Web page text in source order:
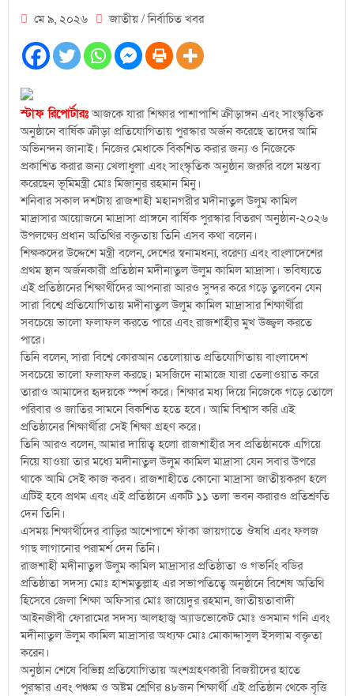
মে ৯, ২০২৬ জাতীয়/নির্বাচিত খবর
স্টাফ রিপোর্টারঃ আজকে যারা শিক্ষার পাশাপাশি ক্রীড়াঙ্গন এবং সাংস্কৃতিক
অনুষ্ঠানে বার্ষিক ক্রীড়া প্রতিযোগিতায় পুরস্কার অর্জন করেছে তাদের আমি
অভিনন্দন জানাই। নিজের মেধাকে বিকশিত করার জন্য ও নিজেকে
প্রকাশিত করার জন্য খেলাধুলা এবং সাংস্কৃতিক অনুষ্ঠান জরুরি বলে মন্তব্য
করেছেন ভূমিমন্ত্রী মোঃ মিজানুর রহমান মিনু।
শনিবার সকাল দশটায় রাজশাহী মহানগরীর মদীনাতুল উলুম কামিল
মাদ্রাসার আয়োজনে মাদ্রাসা প্রাঙ্গনে বার্ষিক পুরস্কার বিতরণ অনুষ্ঠান-২০২৬
উপলক্ষ্যে প্রধান অতিথির বক্তৃতায় তিনি এসব কথা বলেন।
শিক্ষকদের উদ্দেশে মন্ত্রী বলেন, দেশের স্বনামধন্য, বরেণ্য এবং বাংলাদেশের
প্রথম স্থান অর্জনকারী প্রতিষ্ঠান মদীনাতুল উলুম কামিল মাদ্রাসা। ভবিষ্যতে
এই প্রতিষ্ঠানের শিক্ষার্থীদের আপনারা আরও সুন্দর করে গড়ে তুলবেন যেন
সারা বিশ্বে প্রতিযোগিতায় মদীনাতুল উলুম কামিল মাদ্রাসার শিক্ষার্থীরা
সবচেয়ে ভালো ফলাফল করতে পারে এবং রাজশাহীর মুখ উজ্জ্বল করতে
পারে।
তিনি বলেন, সারা বিশ্বে কোরআন তেলোয়াত প্রতিযোগিতায় বাংলাদেশ
সবচেয়ে ভালো ফলাফল করছে। মসজিদে নামাজে যারা তেলাওয়াত করে
তারাও আমাদের হৃদয়কে স্পর্শ করে। শিক্ষার মধ্য দিয়ে নিজেকে গড়ে তোলে
পরিবার ও জাতির সামনে বিকশিত হতে হবে। আমি বিশ্বাস করি এই
প্রতিষ্ঠানের শিক্ষার্থীরা সেই শিক্ষা গ্রহণ করে।
তিনি আরও বলেন, আমার দায়িত্ব হলো রাজশাহীর সব প্রতিষ্ঠানকে এগিয়ে
নিয়ে যাওয়া তার মধ্যে মদীনাতুল উলুম কামিল মাদ্রাসা যেন সবার উপরে
থাকে আমি সেই কাজ করব। রাজশাহীতে কোনো মাদ্রাসা জাতীয়করণ হলে
এটিই হবে প্রথম এবং এই প্রতিষ্ঠানে একটি ১১ তলা ভবন করারও প্রতিশ্রুতি
দেন তিনি।
এসময় শিক্ষার্থীদের বাড়ির আশেপাশে ফাঁকা জায়গাতে ঔষধি এবং ফলজ
গাছ লাগানোর পরামর্শ দেন তিনি।
রাজশাহী মদীনাতুল উলুম কামিল মাদ্রাসার প্রতিষ্ঠাতা ও গভর্নিং বডির
প্রতিষ্ঠাতা সদস্য মোঃ হাশমতুল্লাহ এর সভাপতিত্বে অনুষ্ঠানে বিশেষ অতিথি
হিসেবে জেলা শিক্ষা অফিসার মোঃ জায়েদুর রহমান, জাতীয়তাবাদী
আইনজীবী ফোরামের সদস্য আলহাজ্ব অ্যাডভোকেট মোঃ ওসমান গনি এবং
মদীনাতুল উলুম কামিল মাদ্রাসার অধ্যক্ষ মোঃ মোকাদ্দাসুল ইসলাম বক্তৃতা
করেন।
অনুষ্ঠান শেষে বিভিন্ন প্রতিযোগিতায় অংশগ্রহণকারী বিজয়ীদের হাতে
পুরস্কার এবং পঞ্চম ও অষ্টম শ্রেণির ৪৮জন শিক্ষার্থী এই প্রতিষ্ঠান থেকে বৃত্তি